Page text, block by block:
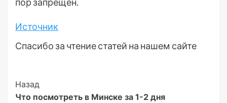
Источник
Спасибо за чтение статей на нашем сайте
Post
Назад
Что посмотреть в Минске за 1-2 дня